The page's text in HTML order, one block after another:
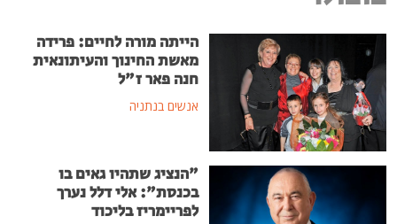
הייתה מורה לחיים: פרידה
מאשת החינוך והעיתונאית
חנה פאר ז"ל
אנשים בנתניה
"הנציג שתהיו גאים בו
בכנסת": אלי דלל נערך
לפריימריז בליכוד